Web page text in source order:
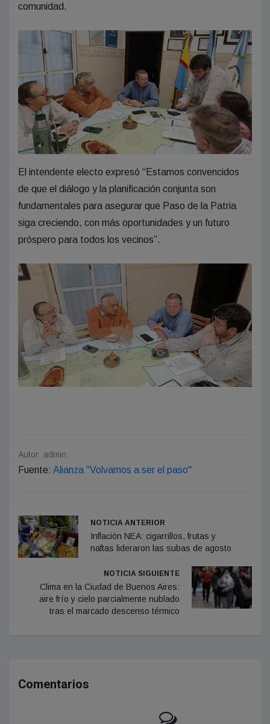
comunidad.
El intendente electo expresó “Estamos convencidos
de que el diálogo y la planificación conjunta son
fundamentales para asegurar que Paso de la Patria
siga creciendo, con más oportunidades y un futuro
próspero para todos los vecinos”.
Autor: admin
Fuente: Alianza "Volvamos a ser el paso"
NOTICIA ANTERIOR
Inflación NEA: cigarrillos, frutas y
naftas lideraron las subas de agosto
NOTICIA SIGUIENTE
Clima en la Ciudad de Buenos Aires:
aire frío y cielo parcialmente nublado
tras el marcado descenso térmico
Comentarios